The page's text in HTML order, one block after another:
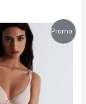
Promo !
Le
prix
initial
était :
110,00 €.
prix
75,00 €.